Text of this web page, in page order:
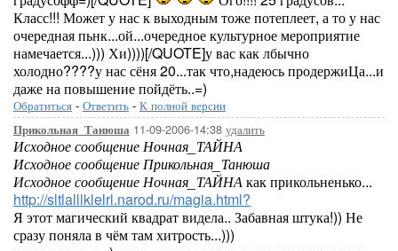
Класс!!! Может у нас к выходным тоже потеплеет, а то у нас
очередная пьнк...ой...очередное культурное мероприятие
намечается...))) Хи))))[/QUOTE]у вас как лбычно
холодно????у нас сёня 20...так что,надеюсь продержиЦа...и
даже на повышение пойдёть..=)
Обратиться - Ответить - К полной версии
Прикольная_Танюша 11-09-2006-14:38 удалить
Исходное сообщение Ночная_ТАЙНА
Исходное сообщение Прикольная_Танюша
Исходное сообщение Ночная_ТАЙНАкак прикольненько...
http://sltlalllklelrl.narod.ru/magia.html?
Я этот магический квадрат видела.. Забавная штука!)) Не
сразу поняла в чём там хитрость...)))